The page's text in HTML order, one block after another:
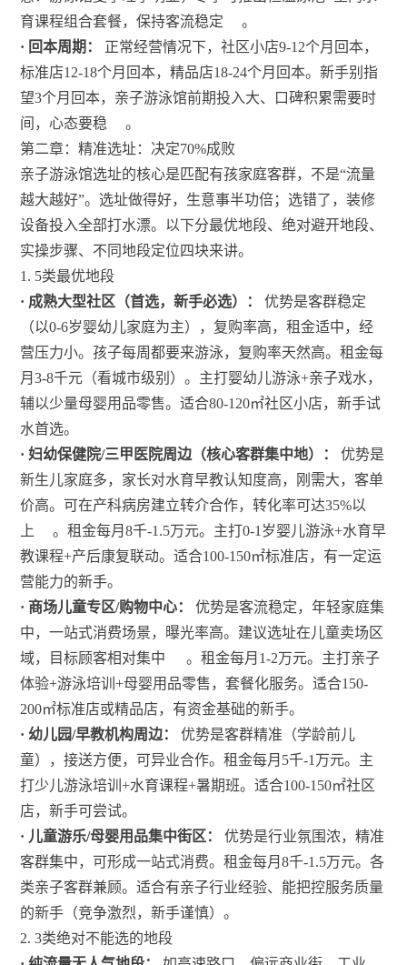
育课程组合套餐，保持客流稳定
。
· 回本周期：
正常经营情况下，社区小店9-12个月回本，
标准店12-18个月回本，精品店18-24个月回本。新手别指
望3个月回本，亲子游泳馆前期投入大、口碑积累需要时
间，心态要稳
。
第二章：精准选址：决定70%成败
亲子游泳馆选址的核心是匹配有孩家庭客群，不是“流量
越大越好”。选址做得好，生意事半功倍；选错了，装修
设备投入全部打水漂。以下分最优地段、绝对避开地段、
实操步骤、不同地段定位四块来讲。
1. 5类最优地段
· 成熟大型社区（首选，新手必选）：
优势是客群稳定
（以0-6岁婴幼儿家庭为主），复购率高，租金适中，经
营压力小。孩子每周都要来游泳，复购率天然高。租金每
月3-8千元（看城市级别）。主打婴幼儿游泳+亲子戏水，
辅以少量母婴用品零售。适合80-120㎡社区小店，新手试
水首选。
· 妇幼保健院/三甲医院周边（核心客群集中地）：
优势是
新生儿家庭多，家长对水育早教认知度高，刚需大，客单
价高。可在产科病房建立转介合作，转化率可达35%以
上
。租金每月8千-1.5万元。主打0-1岁婴儿游泳+水育早
教课程+产后康复联动。适合100-150㎡标准店，有一定运
营能力的新手。
· 商场儿童专区/购物中心：
优势是客流稳定，年轻家庭集
中，一站式消费场景，曝光率高。建议选址在儿童卖场区
域，目标顾客相对集中
。租金每月1-2万元。主打亲子
体验+游泳培训+母婴用品零售，套餐化服务。适合150-
200㎡标准店或精品店，有资金基础的新手。
· 幼儿园/早教机构周边：
优势是客群精准（学龄前儿
童），接送方便，可异业合作。租金每月5千-1万元。主
打少儿游泳培训+水育课程+暑期班。适合100-150㎡社区
店，新手可尝试。
· 儿童游乐/母婴用品集中街区：
优势是行业氛围浓，精准
客群集中，可形成一站式消费。租金每月8千-1.5万元。各
类亲子客群兼顾。适合有亲子行业经验、能把控服务质量
的新手（竞争激烈，新手谨慎）。
2. 3类绝对不能选的地段